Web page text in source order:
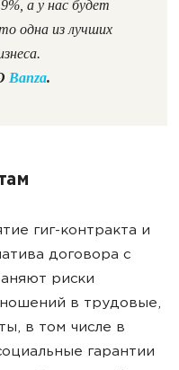
а у нас будет
одна из лучших
Banza.
гиг-контракта и
договора с
риски
в трудовые,
в том числе в
гарантии